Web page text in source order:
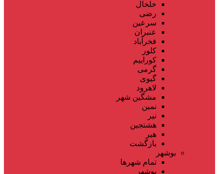
خلخال
رضی
سرعین
عنبران
فخرآباد
کلور
کوراییم
گرمی
گیوی
لاهرود
مشگین شهر
نمین
نیر
هشتجین
هیر
بازگشت
بوشهر
تمام شهر‌ها
بوشهر